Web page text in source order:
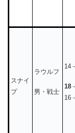
スナイ
プ
ラウルフ
男・戦士
14
18
16